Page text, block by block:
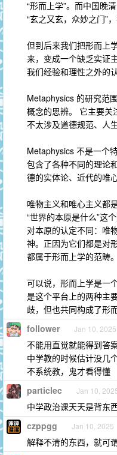
“形而上学”。而中国晚
“玄之又玄，众妙之门”
但到后来我们把形而上
来，变成一个缺乏实证
我们经验和理性之外的
Metaphysics 的研究范
概念的思辨。 它主要关
不太涉及道德规范、人
Metaphysics 不是一个
包含了各种不同的理论
德的实体论、近代的唯
唯物主义和唯心主义都
“世界的本原是什么”这
对本原的认定不同：唯
神。正因为它们都是对
都属于形而上学的范畴。
可以说，形而上学是一
是这个平台上的两种主
歧，但也共同构成了形
follower Jan 10, 2025
不能用直觉就能得到答
中学教的时候估计没几
不系统教，鬼才看得懂
particlec Jan 10,
中学政治课天天是背东
czppgg Jan 10, 2025
解释不清的东西，就可